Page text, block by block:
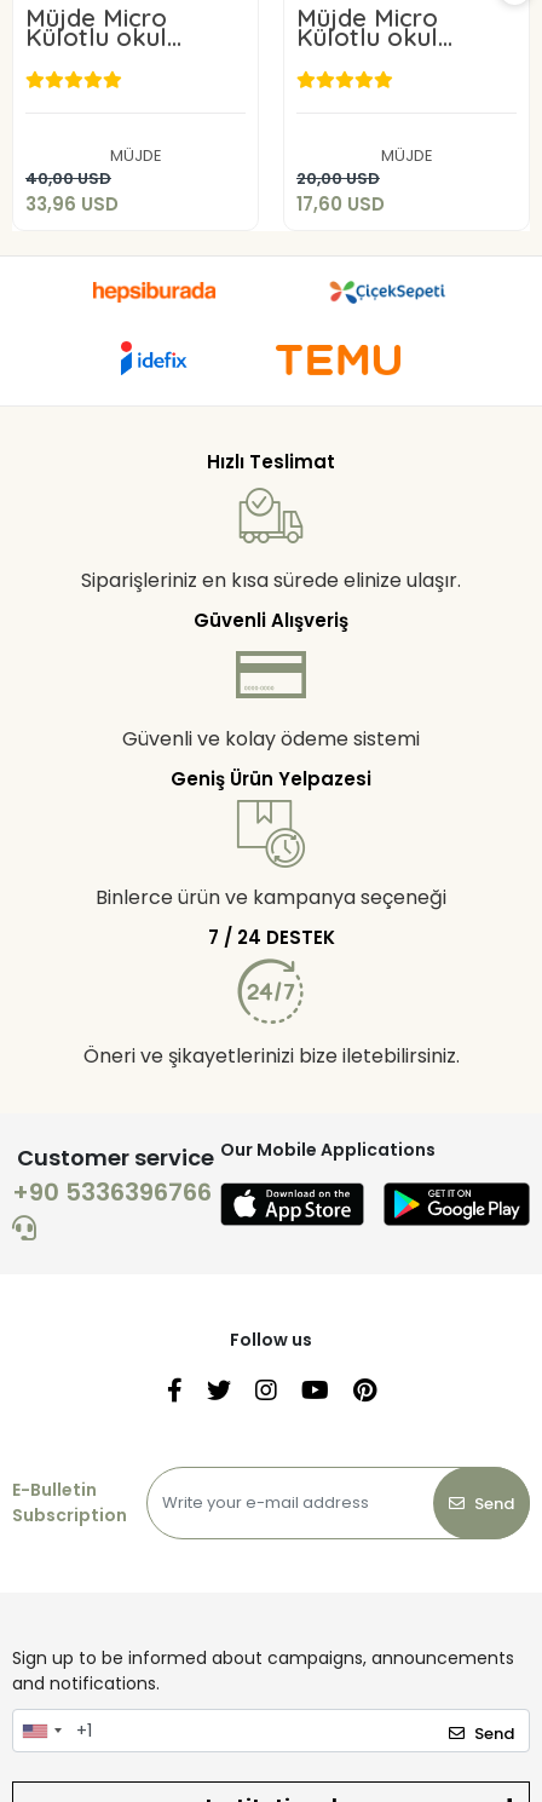
Müjde Micro
Külotlu okul
çorabı 50 Denye 6
ADET
MÜJDE
40,00 USD
33,96 USD
Add to cart
Müjde Micro
Külotlu okul
çorabı 50 Denye 3
ADET
MÜJDE
20,00 USD
17,60 USD
Add to cart
Hızlı Teslimat
Siparişleriniz en kısa sürede elinize ulaşır.
Güvenli Alışveriş
Güvenli ve kolay ödeme sistemi
Geniş Ürün Yelpazesi
Binlerce ürün ve kampanya seçeneği
7 / 24 DESTEK
Öneri ve şikayetlerinizi bize iletebilirsiniz.
Customer service
+90 5336396766
Our Mobile Applications
Follow us
E-Bulletin
Subscription
Send
Sign up to be informed about campaigns, announcements
and notifications.
Send